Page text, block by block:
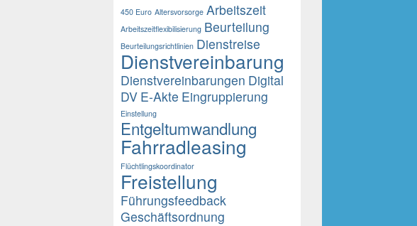
450 Euro Altersvorsorge Arbeitszeit
Arbeitszeitflexibilisierung Beurteilung
Beurteilungsrichtlinien Dienstreise
Dienstvereinbarung
Dienstvereinbarungen Digital
DV E-Akte Eingruppierung
Einstellung
Entgeltumwandlung
Fahrradleasing
Flüchtlingskoordinator
Freistellung
Führungsfeedback
Geschäftsordnung